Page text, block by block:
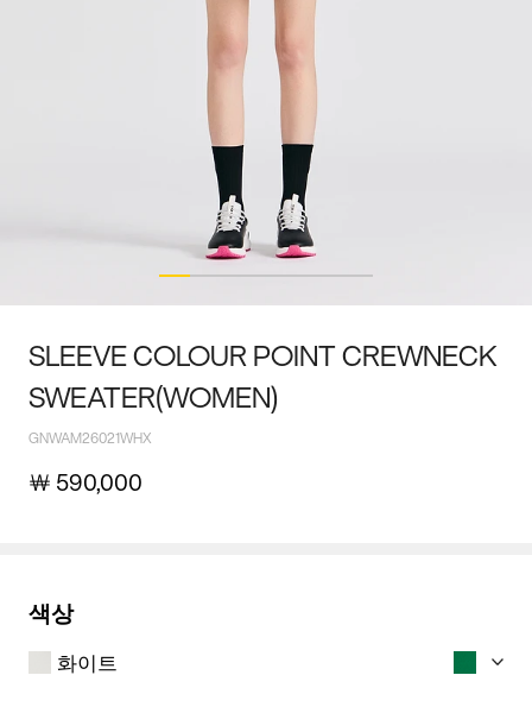
SLEEVE COLOUR POINT CREWNECK
SWEATER(WOMEN)
GNWAM26021WHX
￦ 590,000
색상
화이트